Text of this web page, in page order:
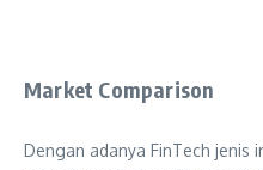
Market Comparison
Dengan adanya FinTech jenis